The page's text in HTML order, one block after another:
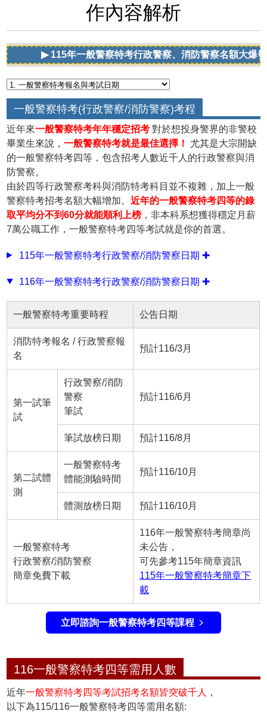
作內容解析
▶ 115年一般警察特考行政警察、消防警察名額大爆發！
一般警察特考(行政警察/消防警察)考程
近年來一般警察特考年年穩定招考 對於想投身警界的非警校
畢業生來說，一般警察特考就是最佳選擇！ 尤其是大宗開缺
的一般警察特考四等 ，包含招考人數近千人的行政警察與消
防警察。
由於四等行政警察考科與消防特考科目 並不複雜，加上一般
警察特考招考名額大幅增加。近年的一般警察特考四等的錄
取平均分不到60分就能順利上榜 ，非本科系想獲得穩定月薪
7萬公職工作，一般警察特考四等考試就是你的首選。
115年一般警察特考行政警察/消防警察日期 ✚
116年一般警察特考行政警察/消防警察日期 ✚
一般警察特考重要時程 公告日期
消防特考報名/行政警察報
名
預計116/3月
第一試筆
試
行政警察/消防
警察
筆試
預計116/6月
筆試放榜日期 預計116/8月
第二試體
測
一般警察特考
體能測驗時間
預計116/10月
體測放榜日期 預計116/10月
一般警察特考
行政警察/消防警察
簡章免費下載
116年一般警察特考簡章尚
未公告，
可先參考115年簡章資訊
115年一般警察特考簡章下
載
立即諮詢一般警察特考四等課程 ﹥
116一般警察特考四等需用人數
近年一般警察特考四等考試招考名額皆突破千人
，
以下為115/116一般警察特考四等需用名額: